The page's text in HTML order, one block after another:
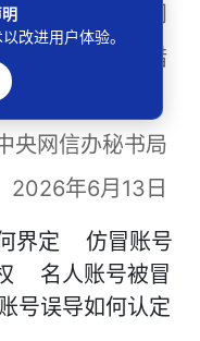
。对存在突出问
采取处置处罚措
网信办秘书局
年6月13日
界定
仿冒账号
名人账号被冒
号误导如何认定
改进用户体验。